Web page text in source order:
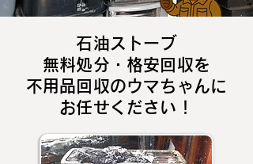
石油ストーブ
無料処分・格安回収を
不用品回収のウマちゃんに
お任せください！